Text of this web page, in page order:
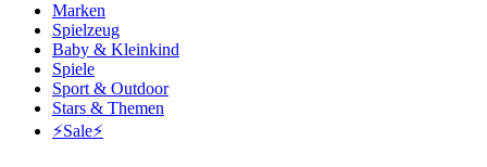
Marken
Spielzeug
Baby & Kleinkind
Spiele
Sport & Outdoor
Stars & Themen
⚡️Sale⚡️